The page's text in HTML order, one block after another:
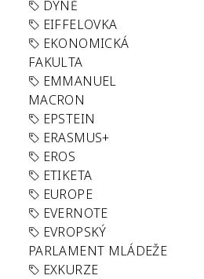
DÝNĚ
EIFFELOVKA
EKONOMICKÁ
FAKULTA
EMMANUEL
MACRON
EPSTEIN
ERASMUS+
EROS
ETIKETA
EUROPE
EVERNOTE
EVROPSKÝ
PARLAMENT MLÁDEŽE
EXKURZE